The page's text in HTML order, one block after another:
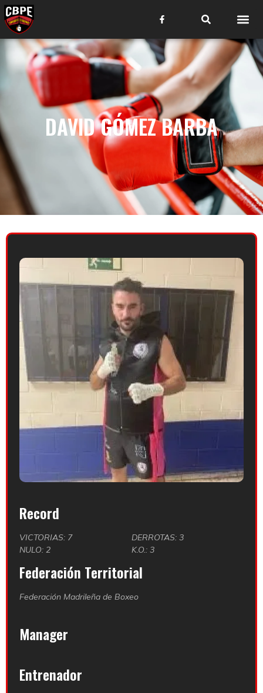
DAVID GÓMEZ BARBA
Record
VICTORIAS: 7
DERROTAS: 3
NULO: 2
K.O.: 3
Federación Territorial
Federación Madrileña de Boxeo
Manager
Entrenador